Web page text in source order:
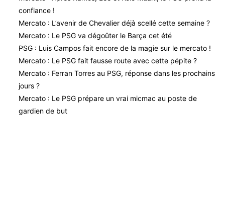
confiance !
Mercato : L’avenir de Chevalier déjà scellé cette semaine ?
Mercato : Le PSG va dégoûter le Barça cet été
PSG : Luis Campos fait encore de la magie sur le mercato !
Mercato : Le PSG fait fausse route avec cette pépite ?
Mercato : Ferran Torres au PSG, réponse dans les prochains
jours ?
Mercato : Le PSG prépare un vrai micmac au poste de
gardien de but